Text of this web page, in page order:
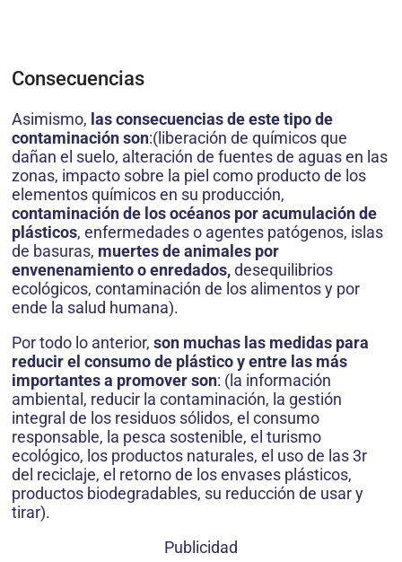
Consecuencias
Asimismo, las consecuencias de este tipo de
contaminación son:(liberación de químicos que
dañan el suelo, alteración de fuentes de aguas en las
zonas, impacto sobre la piel como producto de los
elementos químicos en su producción,
contaminación de los océanos por acumulación de
plásticos, enfermedades o agentes patógenos, islas
de basuras, muertes de animales por
envenenamiento o enredados,desequilibrios
ecológicos, contaminación de los alimentos y por
ende la salud humana).
Por todo lo anterior, son muchas las medidas para
reducir el consumo de plástico y entre las más
importantes a promover son: (la información
ambiental, reducir la contaminación, la gestión
integral de los residuos sólidos, el consumo
responsable, la pesca sostenible, el turismo
ecológico, los productos naturales, el uso de las 3r
del reciclaje, el retorno de los envases plásticos,
productos biodegradables, su reducción de usar y
tirar).
Publicidad